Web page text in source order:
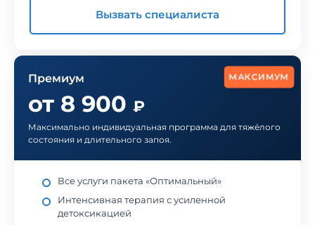
Вызвать специалиста
МАКСИМУМ
Премиум
от 8 900 ₽
Максимально индивидуальная программа для тяжёлого
состояния и длительного запоя.
Все услуги пакета «Оптимальный»
Интенсивная терапия с усиленной
детоксикацией